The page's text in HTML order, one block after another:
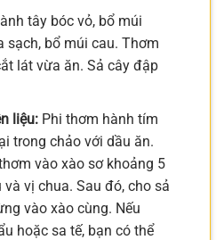
tây bóc vỏ, bổ múi
sạch, bổ múi cau. Thơm
lát vừa ăn. Sả cây đập
liệu:Phi thơm hành tím
trong chảo với dầu ăn.
vào xào sơ khoảng 5
vị chua. Sau đó, cho sả
vào xào cùng. Nếu
hoặc sa tế, bạn có thể